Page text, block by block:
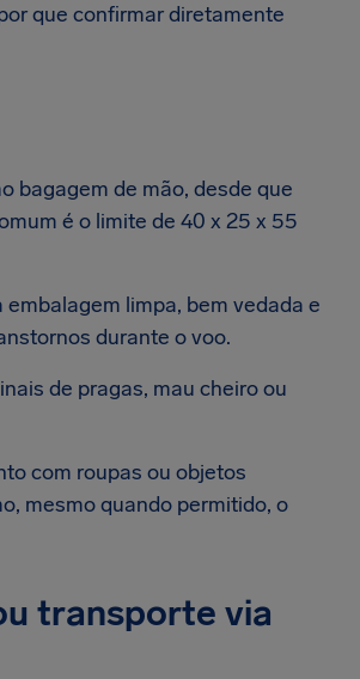
que confirmar diretamente
bagagem de mão, desde que
é o limite de 40 x 25 x 55
limpa, bem vedada e
durante o voo.
de pragas, mau cheiro ou
com roupas ou objetos
mesmo quando permitido, o
transporte via